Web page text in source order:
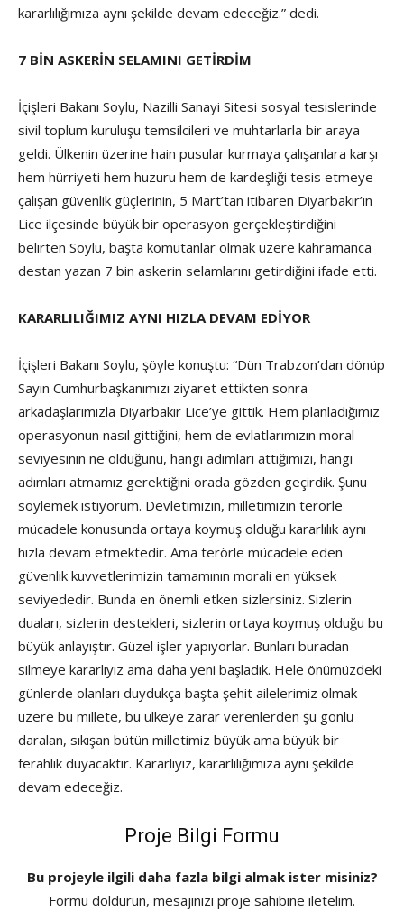
kararlılığımıza aynı şekilde devam edeceğiz.” dedi.
7 BİN ASKERİN SELAMINI GETİRDİM
İçişleri Bakanı Soylu, Nazilli Sanayi Sitesi sosyal tesislerinde
sivil toplum kuruluşu temsilcileri ve muhtarlarla bir araya
geldi. Ülkenin üzerine hain pusular kurmaya çalışanlara karşı
hem hürriyeti hem huzuru hem de kardeşliği tesis etmeye
çalışan güvenlik güçlerinin, 5 Mart’tan itibaren Diyarbakır’ın
Lice ilçesinde büyük bir operasyon gerçekleştirdiğini
belirten Soylu, başta komutanlar olmak üzere kahramanca
destan yazan 7 bin askerin selamlarını getirdiğini ifade etti.
KARARLILIĞIMIZ AYNI HIZLA DEVAM EDİYOR
İçişleri Bakanı Soylu, şöyle konuştu: “Dün Trabzon’dan dönüp
Sayın Cumhurbaşkanımızı ziyaret ettikten sonra
arkadaşlarımızla Diyarbakır Lice’ye gittik. Hem planladığımız
operasyonun nasıl gittiğini, hem de evlatlarımızın moral
seviyesinin ne olduğunu, hangi adımları attığımızı, hangi
adımları atmamız gerektiğini orada gözden geçirdik. Şunu
söylemek istiyorum. Devletimizin, milletimizin terörle
mücadele konusunda ortaya koymuş olduğu kararlılık aynı
hızla devam etmektedir. Ama terörle mücadele eden
güvenlik kuvvetlerimizin tamamının morali en yüksek
seviyededir. Bunda en önemli etken sizlersiniz. Sizlerin
duaları, sizlerin destekleri, sizlerin ortaya koymuş olduğu bu
büyük anlayıştır. Güzel işler yapıyorlar. Bunları buradan
silmeye kararlıyız ama daha yeni başladık. Hele önümüzdeki
günlerde olanları duydukça başta şehit ailelerimiz olmak
üzere bu millete, bu ülkeye zarar verenlerden şu gönlü
daralan, sıkışan bütün milletimiz büyük ama büyük bir
ferahlık duyacaktır. Kararlıyız, kararlılığımıza aynı şekilde
devam edeceğiz.
Proje Bilgi Formu
Bu projeyle ilgili daha fazla bilgi almak ister misiniz?
Formu doldurun, mesajınızı proje sahibine iletelim.